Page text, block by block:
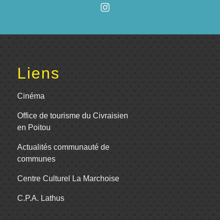
Liens
Cinéma
Office de tourisme du Civraisien
en Poitou
Actualités communauté de
communes
Centre Culturel La Marchoise
C.P.A. Lathus